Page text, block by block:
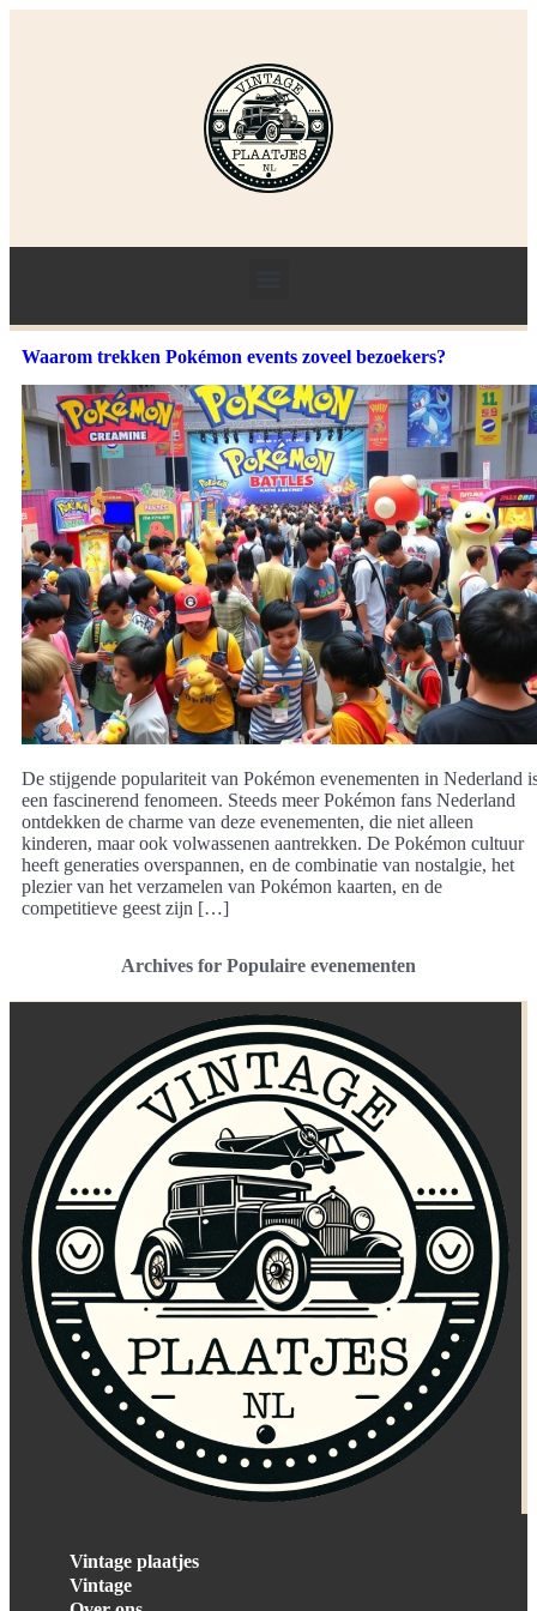
Waarom trekken Pokémon events zoveel bezoekers?
De stijgende populariteit van Pokémon evenementen in Nederland
een fascinerend fenomeen. Steeds meer Pokémon fans Nederland
ontdekken de charme van deze evenementen, die niet alleen
kinderen, maar ook volwassenen aantrekken. De Pokémon cultuur
heeft generaties overspannen, en de combinatie van nostalgie, het
plezier van het verzamelen van Pokémon kaarten, en de
competitieve geest zijn […]
Archives for Populaire evenementen
Vintage plaatjes
Vintage